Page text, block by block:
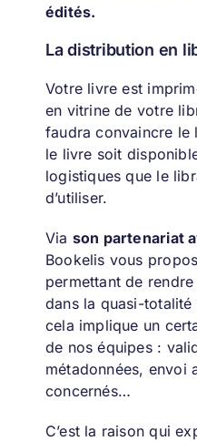
édités.
La distribution en
Votre livre est
en vitrine de votre
faudra convaincre le
le livre soit
logistiques que le
d’utiliser.
Via son partenariat
Bookelis vous
permettant de
dans la quasi-
cela implique un
de nos équipes :
métadonnées, envoi
concernés…
C’est la raison qui